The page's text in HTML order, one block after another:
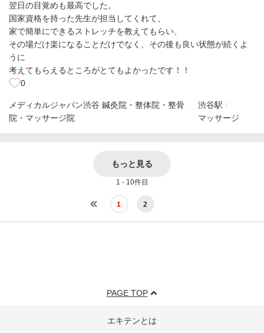
翌日の目覚めも最高でした。
国家資格を持った先生が担当してくれて、
家で簡単にできるストレッチを教えてもらい、
その場だけ楽になることだけでなく、その後も良い状態が続くよ
うに
考えてもらえるところがとてもよかったです！！
0
メディカルジャパン渋谷 鍼灸院・整体院・整骨
院・マッサージ院
渋谷駅
マッサージ
もっと見る
1 - 10件目
1 2
PAGE TOP
エキテンとは